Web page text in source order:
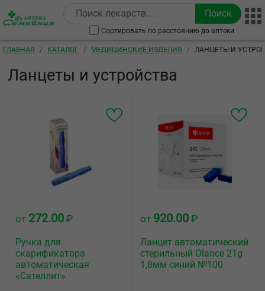
Сортировать по расстоянию до аптеки
Строка навигации
ГЛАВНАЯ КАТАЛОГ МЕДИЦИНСКИЕ ИЗДЕЛИЯ ЛАНЦЕТЫ И
Ланцеты и устройства
от 272.00 ₽
Ручка для
скарификатора
автоматическая
«Сателлит»
от 920.00 ₽
Ланцет автоматический
стерильный Olance 21g
1,8мм синий №100